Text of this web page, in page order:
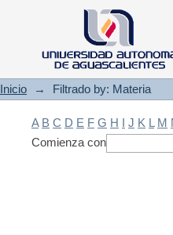
Filtrado by:
Inicio → Filtrado by: Materia
A B C D E F G H I J K L M
Comienza con